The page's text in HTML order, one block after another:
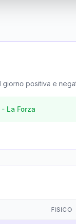
positiva e
- La Forza
FISICO